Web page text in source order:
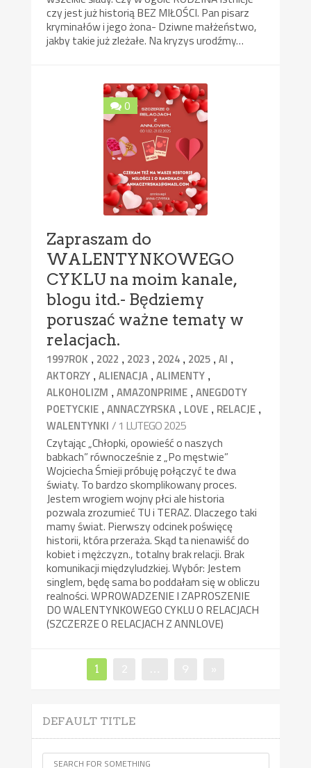
czy jest już historią BEZ MIŁOŚCI. Pan pisarz
kryminałów i jego żona- Dziwne małżeństwo,
jakby takie już zleżałe. Na kryzys urodźmy…
0
Zapraszam do
WALENTYNKOWEGO
CYKLU na moim kanale,
blogu itd.- Będziemy
poruszać ważne tematy w
relacjach.
1997ROK , 2022 , 2023 , 2024 , 2025 ,AI ,
AKTORZY ,ALIENACJA ,ALIMENTY ,
ALKOHOLIZM ,AMAZONPRIME ,ANEGDOTY
POETYCKIE ,ANNACZYRSKA , LOVE , RELACJE ,
WALENTYNKI / 1 LUTEGO 2025
Czytając „Chłopki, opowieść o naszych
babkach” równocześnie z „Po męstwie”
Wojciecha Śmieji próbuję połączyć te dwa
światy. To bardzo skomplikowany proces.
Jestem wrogiem wojny płci ale historia
pozwala zrozumieć TU i TERAZ. Dlaczego taki
mamy świat. Pierwszy odcinek poświęcę
historii, która przeraża. Skąd ta nienawiść do
kobiet i mężczyzn., totalny brak relacji. Brak
komunikacji międzyludzkiej. Wybór: Jestem
singlem, będę sama bo poddałam się w obliczu
realności. WPROWADZENIE I ZAPROSZENIE
DO WALENTYNKOWEGO CYKLU O RELACJACH
(SZCZERZE O RELACJACH Z ANNLOVE)
Nawigacja
Page
1
DEFAULT TITLE